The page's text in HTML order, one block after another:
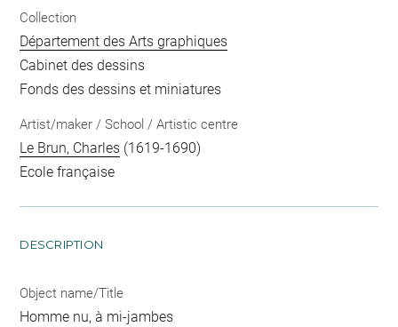
Collection
Département des Arts graphiques
Cabinet des dessins
Fonds des dessins et miniatures
Artist/maker / School / Artistic centre
Le Brun, Charles (1619-1690)
Ecole française
DESCRIPTION
Object name/Title
Homme nu, à mi-jambes